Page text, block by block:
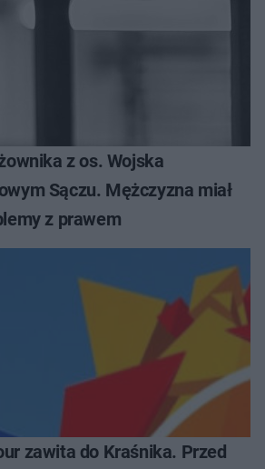
z os. Wojska
Sączu. Mężczyzna miał
z prawem
zawita do Kraśnika. Przed